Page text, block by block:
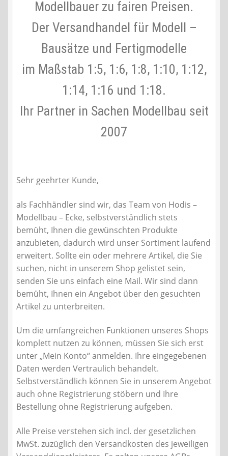
Liefer- und Versandkosten
Zahlungsarten
Lieferzeit & Verfügbarkeit
Batterien- und Akku Verordnung
Öle- und Schmierstoff Verordnung
Vereine & Foren
Kontakt
AGB
Widerrufsbelehrung
Impressum
Modellbauer zu fairen Preisen.
Der Versandhandel für Modell –
Bausätze und Fertigmodelle
im Maßstab 1:5, 1:6, 1:8, 1:10, 1:12,
1:14, 1:16 und 1:18.
Ihr Partner in Sachen Modellbau seit
2007
Sehr geehrter Kunde,
als Fachhändler sind wir, das Team von Hodis –
Modellbau – Ecke, selbstverständlich stets
bemüht, Ihnen die gewünschten Produkte
anzubieten, dadurch wird unser Sortiment laufend
erweitert. Sollte ein oder mehrere Artikel, die Sie
suchen, nicht in unserem Shop gelistet sein,
senden Sie uns einfach eine Mail. Wir sind dann
bemüht, Ihnen ein Angebot über den gesuchten
Artikel zu unterbreiten.
Um die umfangreichen Funktionen unseres Shops
komplett nutzen zu können, müssen Sie sich erst
unter „Mein Konto“ anmelden. Ihre eingegebenen
Daten werden Vertraulich behandelt.
Selbstverständlich können Sie in unserem Angebot
auch ohne Registrierung stöbern und Ihre
Bestellung ohne Registrierung aufgeben.
Alle Preise verstehen sich incl. der gesetzlichen
MwSt. zuzüglich den Versandkosten des jeweiligen